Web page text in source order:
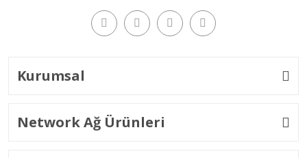
Kurumsal
Network Ağ Ürünleri